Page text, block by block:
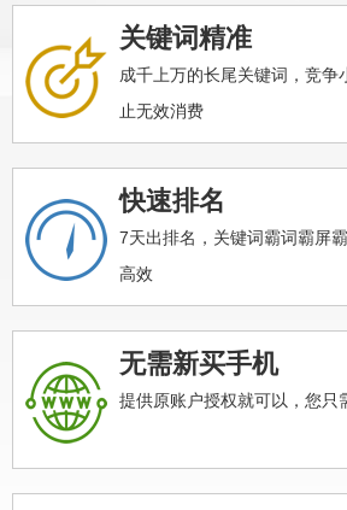
关键词精准
成千上万的长尾关键词，竞争
止无效消费
快速排名
7天出排名，关键词霸词霸屏
高效
无需新买手机
提供原账户授权就可以，您只